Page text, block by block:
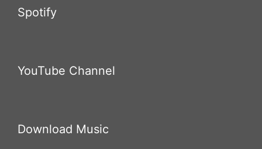
Spotify
YouTube Channel
Download Music